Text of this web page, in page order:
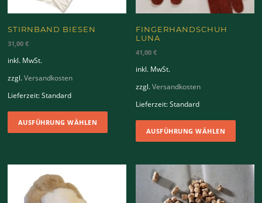
STIRNBAND BIESEN
31,00€
inkl. MwSt.
zzgl.Versandkosten
Lieferzeit:Standard
AUSFÜHRUNG WÄHLEN
Dieses
weist
Varianten
FINGERHANDSCHUH
LUNA
41,00€
inkl. MwSt.
zzgl.Versandkosten
Lieferzeit:Standard
AUSFÜHRUNG WÄHLEN
Dieses
weist
auf.
Die